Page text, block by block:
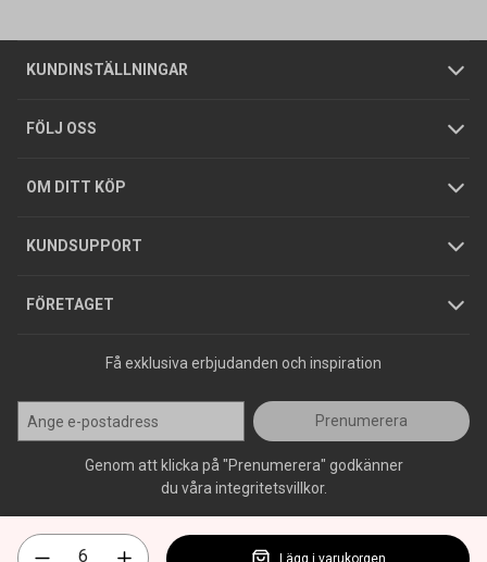
KUNDINSTÄLLNINGAR
Företagskund / Privatkund
FÖLJ OSS
OM DITT KÖP
Allmänna försäljningsvillkor
Integritetspolicy
GDPR
KUNDSUPPORT
Butiker
Foldrar och kataloger
Köpguider
Varumärken
FÖRETAGET
Om oss
Tjänster
Hållbarhet
Jobba hos oss
Press
Få exklusiva erbjudanden och inspiration
Prenumerera
Genom att klicka på "Prenumerera" godkänner
du våra integritetsvillkor.